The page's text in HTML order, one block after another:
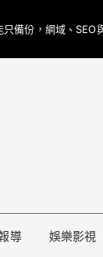
備份，網域、SEO
導 娛樂影視